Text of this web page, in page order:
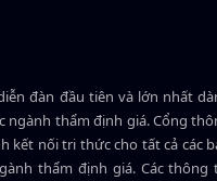
đàn đầu tiên và lớn nhất
ngành thẩm định giá. Cổng
kết nối tri thức cho tất cả các
thẩm định giá. Các thông